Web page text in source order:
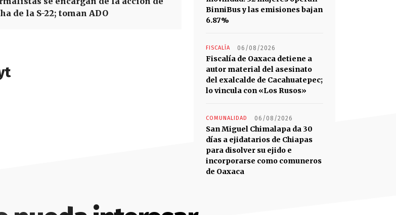
de la S-22; toman ADO
BinniBus y las emisiones bajan
6.87%
FISCALÍA 06/08/2026
Fiscalía de Oaxaca detiene a
autor material del asesinato
del exalcalde de Cacahuatepec;
lo vincula con «Los Rusos»
COMUNALIDAD 06/08/2026
San Miguel Chimalapa da 30
días a ejidatarios de Chiapas
para disolver su ejido e
incorporarse como comuneros
de Oaxaca